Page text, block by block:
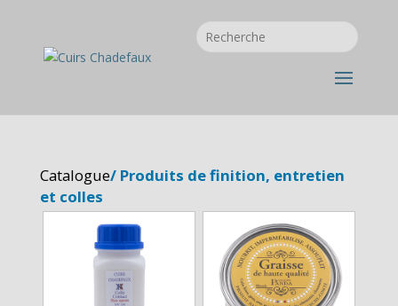
Catalogue/ Produits de finition, entretien
et colles